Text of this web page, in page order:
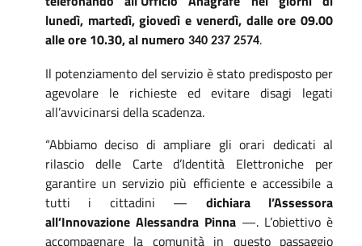
lunedì, martedì, giovedì e venerdì, dalle ore 09.00
alle ore 10.30, al numero 340 237 2574.
Il potenziamento del servizio è stato predisposto per
agevolare le richieste ed evitare disagi legati
all’avvicinarsi della scadenza.
“Abbiamo deciso di ampliare gli orari dedicati al
rilascio delle Carte d’Identità Elettroniche per
garantire un servizio più efficiente e accessibile a
tutti i cittadini — dichiara l’Assessora
all’Innovazione Alessandra Pinna —. L’obiettivo è
accompagnare la comunità in questo passaggio